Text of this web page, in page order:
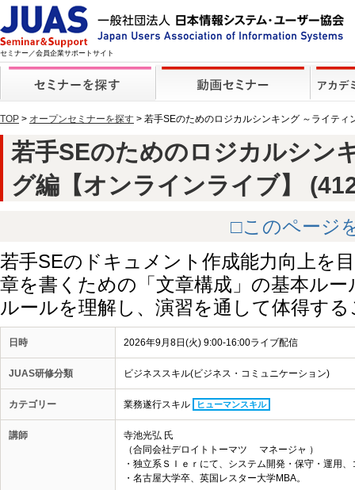
セミナー／会員企業サポートサイト
TOP > オープンセミナーを探す > 若手SEのためのロジカルシンキング ～ライティ
若手SEのためのロジカルシン
グ編【オンラインライブ】
□このページ
若手SEのドキュメント作成能力向上を
章を書くための「文章構成」の基本ル
ルールを理解し、演習を通して体得す
日時 2026年9月8日(火) 9:00-16:00ライブ配信
JUAS研修分類 ビジネススキル(ビジネス・コミュニケーション)
カテゴリー 業務遂行スキル ヒューマンスキル
講師
寺池光弘 氏
（合同会社デロイトトーマツ マネージャ ）
・独立系ＳＩｅｒにて、システム開発・保守・運用
・名古屋大学卒、英国レスター大学MBA。